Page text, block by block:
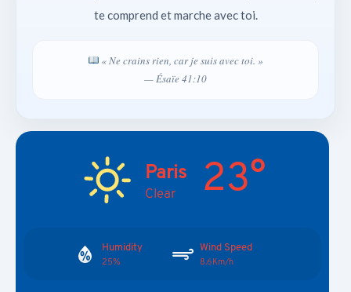
te comprend et marche avec toi.
« Ne crains rien, car je suis avec toi. »
— Ésaïe 41:10
Paris
Clear 23°
Humidity
25%
Wind Speed
8.6Km/h